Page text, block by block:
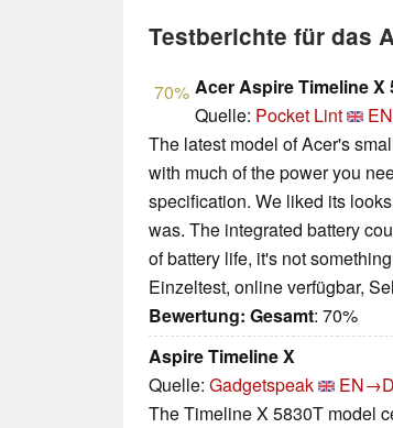
Testberichte für das
70% Acer Aspire Timeline X
Quelle: Pocket Lint
The latest model of Acer's
with much of the power you
specification. We liked its
was. The integrated battery
of battery life, it's not
Einzeltest, online verfügbar,
Bewertung: Gesamt: 70%
Aspire Timeline X
Quelle: Gadgetspeak
The Timeline X 5830T model